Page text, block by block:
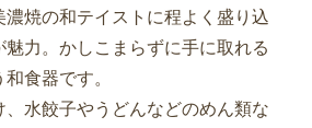
濃焼の和テイストに程よく盛り込
魅力。かしこまらずに手に取れる
食器です。
水餃子やうどんなどのめん類な